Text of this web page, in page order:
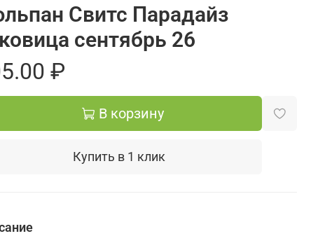
Свитс Парадайз
сентябрь 26
₽
В корзину
Купить в 1 клик